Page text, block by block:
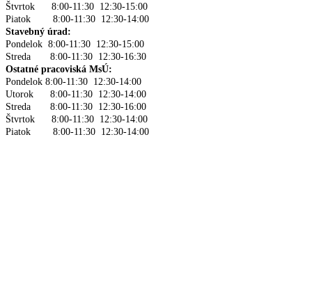
Štvrtok 8:00-11:30 12:30-15:00
Piatok 8:00-11:30 12:30-14:00
Stavebný úrad:
Pondelok 8:00-11:30 12:30-15:00
Streda 8:00-11:30 12:30-16:30
Ostatné pracoviská MsÚ:
Pondelok 8:00-11:30 12:30-14:00
Utorok 8:00-11:30 12:30-14:00
Streda 8:00-11:30 12:30-16:00
Štvrtok 8:00-11:30 12:30-14:00
Piatok 8:00-11:30 12:30-14:00